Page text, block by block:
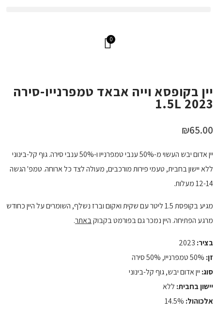
0
יין בקופסא וייה אבאד טמפרנייו-סירה
2023 1.5L
₪65.00
יין אדום יבש העשוי מ-50% ענבי טמפרנייו ו-50% ענבי סירה. גוף קל-בינוני
ללא יישון בחבית, טעמי פירות מורכבים, מעולה לצד כל ארוחה. טמפ' הגשה
12-14 מעלות.
מגיע בקופסת 1.5 ליטר עם שקית ואקום וברז נשלף, השומרים על היין כחודש
מרגע הפתיחה. היין נמכר גם בפורמט בקבוקבאתר.
בציר:
זן:
סוג: יין אדום יבש, גוף קל-בינוני
יישון בחבית: ללא
אלכוהול: